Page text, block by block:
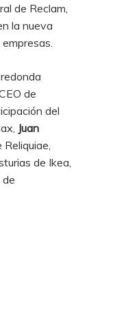
de Reclam,
la nueva
CEO de
del
Juan
de Ikea,